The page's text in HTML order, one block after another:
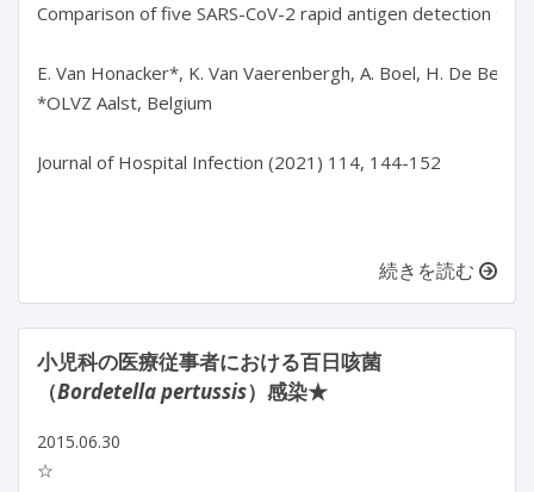
Comparison of five SARS-CoV-2 rapid antigen detection
E. Van Honacker*, K. Van Vaerenbergh, A. Boel, H. De
*OLVZ Aalst, Belgium
Journal of Hospital Infection (2021) 114, 144-152
続きを読む
小児科の医療従事者における百日咳菌
（Bordetella pertussis）感染★
2015.06.30
☆